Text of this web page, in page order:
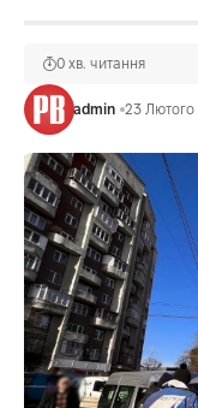
admin 23 Лютого
0 хв. читання